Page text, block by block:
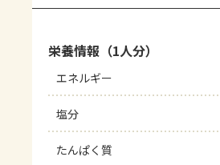
栄養情報（1人分）
エネルギー
塩分
たんぱく質